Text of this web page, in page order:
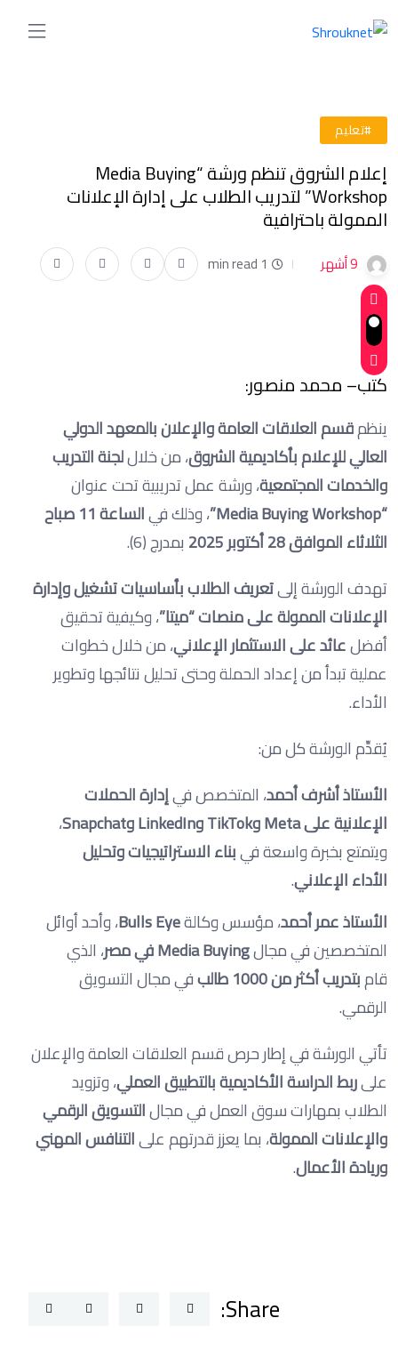
#تعليم
إعلام الشروق تنظم ورشة “Media Buying
Workshop” لتدريب الطلاب على إدارة الإعلانات
الممولة باحترافية
9 أشهر 1 min read
كتب– محمد منصور:
ينظمقسم العلاقات العامة والإعلان بالمعهد الدولي
العالي للإعلام بأكاديمية الشروق، من خلاللجنة التدريب
والخدمات المجتمعية، ورشة عمل تدريبية تحت عنوان
“Media Buying Workshop”
، وذلك في
الساعة 11 صباح
الثلاثاء الموافق 28 أكتوبر 2025
بمدرج (6).
تهدف الورشة إلىتعريف الطلاب بأساسيات تشغيل وإدارة
الإعلانات الممولة على منصات “ميتا”، وكيفية تحقيق
أفضلعائد على الاستثمار الإعلاني، من خلال خطوات
عملية تبدأ من إعداد الحملة وحتى تحليل نتائجها وتطوير
الأداء.
يُقدِّم الورشة كل من:
الأستاذ أشرف أحمد، المتخصص فيإدارة الحملات
الإعلانية على Meta وTikTok وLinkedIn وSnapchat
،
ويتمتع بخبرة واسعة فيبناء الاستراتيجيات وتحليل
الأداء الإعلاني.
الأستاذ عمر أحمد، مؤسس وكالةBulls Eye، وأحد أوائل
المتخصصين في مجالMedia Buying في مصر
، الذي
قامبتدريب أكثر من 1000 طالب
في مجال التسويق
الرقمي.
تأتي الورشة في إطار حرص قسم العلاقات العامة والإعلان
علىربط الدراسة الأكاديمية بالتطبيق العملي، وتزويد
الطلاب بمهارات سوق العمل في مجالالتسويق الرقمي
والإعلانات الممولة، بما يعزز قدرتهم علىالتنافس المهني
وريادة الأعمال.
Share: